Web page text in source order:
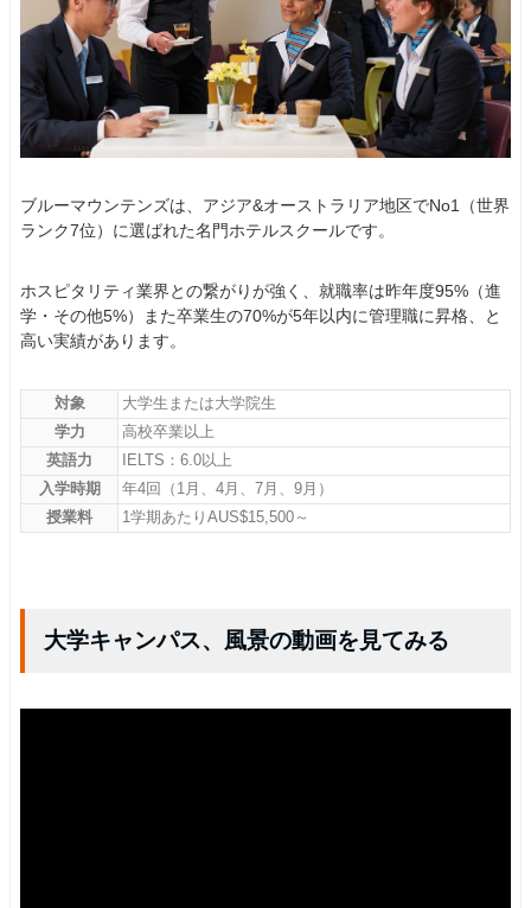
ブルーマウンテンズは、アジア&オーストラリア地区でNo1（世界
ランク7位）に選ばれた名門ホテルスクールです。
ホスピタリティ業界との繋がりが強く、就職率は昨年度95%（進
学・その他5%）また卒業生の70%が5年以内に管理職に昇格、と
高い実績があります。
対象
大学生または大学院生
学力
高校卒業以上
英語力
IELTS：6.0以上
入学時期
年4回（1月、4月、7月、9月）
授業料
1学期あたりAUS$15,500～
大学キャンパス、風景の動画を見てみる